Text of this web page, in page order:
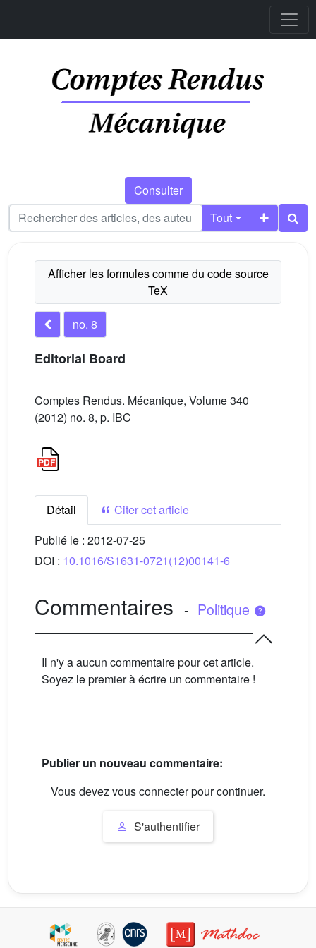
Consulter
Tout
no. 8
Editorial Board
Comptes Rendus. Mécanique, Volume 340
(2012) no. 8, p. IBC
Détail
Citer cet article
Publié le : 2012-07-25
DOI : 10.1016/S1631-0721(12)00141-6
Commentaires - Politique
Il n'y a aucun commentaire pour cet article.
Soyez le premier à écrire un commentaire !
Publier un nouveau commentaire:
Vous devez vous connecter pour continuer.
S'authentifier